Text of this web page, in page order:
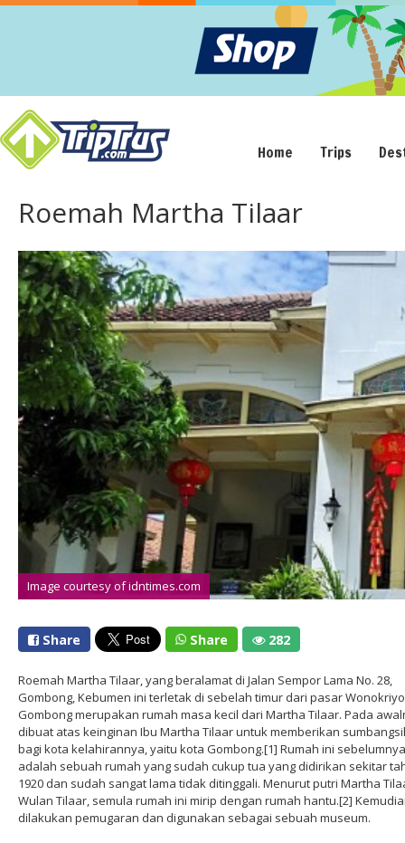
Home Trips
Roemah Martha Tilaar
Image courtesy of idntimes.com
Share Share 282
Roemah Martha Tilaar, yang beralamat di Jalan Sempor Lama No. 28,
Gombong, Kebumen ini terletak di sebelah timur dari pasar
Gombong merupakan rumah masa kecil dari Martha Tilaar. Pada
dibuat atas keinginan Ibu Martha Tilaar untuk memberikan
bagi kota kelahirannya, yaitu kota Gombong.[1] Rumah ini sebelumnya
adalah sebuah rumah yang sudah cukup tua yang didirikan sekitar
1920 dan sudah sangat lama tidak ditinggali. Menurut putri Martha
Wulan Tilaar, semula rumah ini mirip dengan rumah hantu.[2]
dilakukan pemugaran dan digunakan sebagai sebuah museum.